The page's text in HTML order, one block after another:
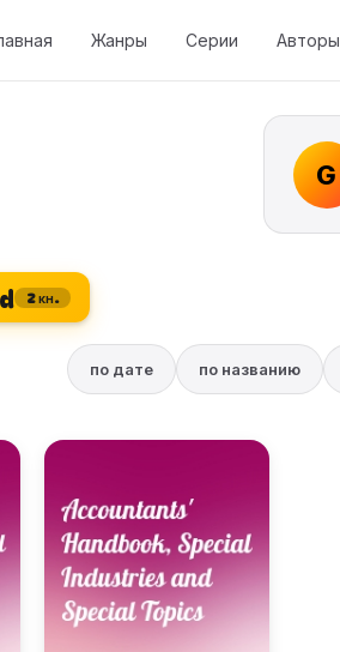
Жанры Серии Авторы
G
2 кн.
по дате по названию